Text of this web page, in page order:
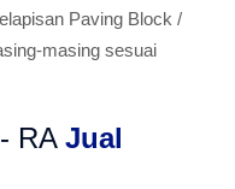
Paving Block /
masing sesuai
RA Jual